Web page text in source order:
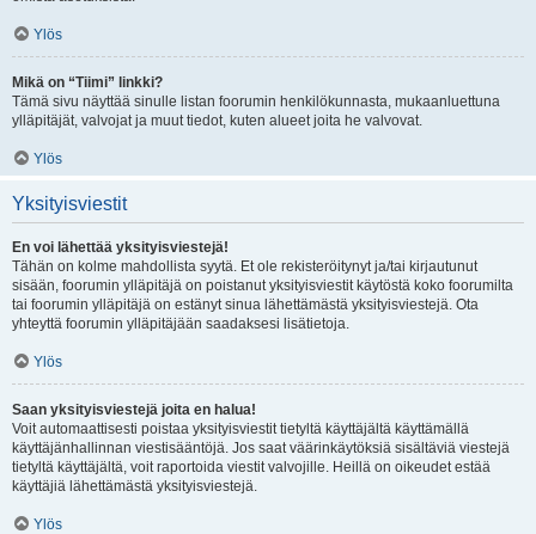
Ylös
Mikä on “Tiimi” linkki?
Tämä sivu näyttää sinulle listan foorumin henkilökunnasta, mukaanluettuna
ylläpitäjät, valvojat ja muut tiedot, kuten alueet joita he valvovat.
Ylös
Yksityisviestit
En voi lähettää yksityisviestejä!
Tähän on kolme mahdollista syytä. Et ole rekisteröitynyt ja/tai kirjautunut
sisään, foorumin ylläpitäjä on poistanut yksityisviestit käytöstä koko foorumilta
tai foorumin ylläpitäjä on estänyt sinua lähettämästä yksityisviestejä. Ota
yhteyttä foorumin ylläpitäjään saadaksesi lisätietoja.
Ylös
Saan yksityisviestejä joita en halua!
Voit automaattisesti poistaa yksityisviestit tietyltä käyttäjältä käyttämällä
käyttäjänhallinnan viestisääntöjä. Jos saat väärinkäytöksiä sisältäviä viestejä
tietyltä käyttäjältä, voit raportoida viestit valvojille. Heillä on oikeudet estää
käyttäjiä lähettämästä yksityisviestejä.
Ylös